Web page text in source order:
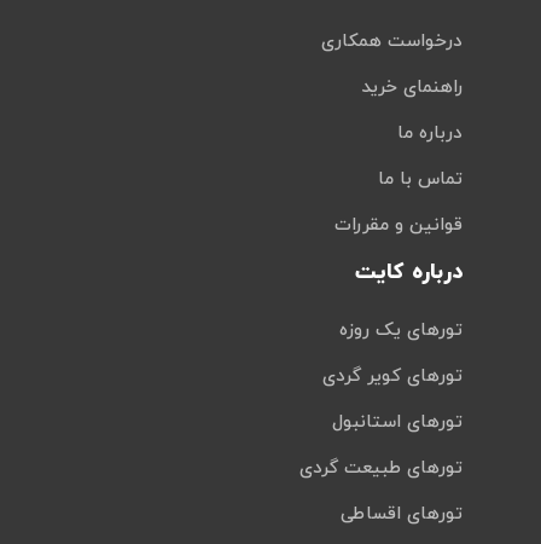
درخواست همکاری
راهنمای خرید
درباره ما
تماس با ما
قوانین و مقررات
درباره کایت
تورهای یک روزه
تورهای کویر گردی
تورهای استانبول
تورهای طبیعت گردی
تورهای اقساطی